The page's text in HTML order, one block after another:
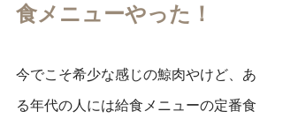
食メニューやった！
今でこそ希少な感じの鯨肉やけど、あ
る年代の人には給食メニューの定番食